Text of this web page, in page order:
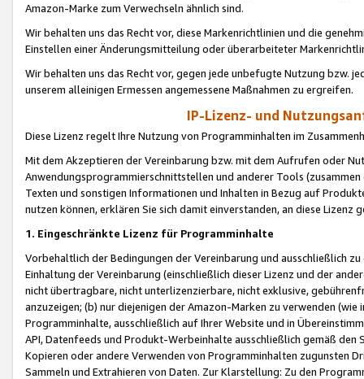
Amazon-Marke zum Verwechseln ähnlich sind.
Wir behalten uns das Recht vor, diese Markenrichtlinien und die
Einstellen einer Änderungsmitteilung oder überarbeiteter
Wir behalten uns das Recht vor, gegen jede unbefugte Nutzung bzw.
unserem alleinigen Ermessen angemessene Maßnahmen zu ergreifen.
IP-Lizenz- und
Diese Lizenz regelt Ihre Nutzung von Programminhalten im
Mit dem Akzeptieren der Vereinbarung bzw. mit dem Aufrufen oder
Anwendungsprogrammierschnittstellen und anderer Tools (zusammen
Texten und sonstigen Informationen und Inhalten in Bezug auf
nutzen können, erklären Sie sich damit einverstanden, an diese Lizenz
1. Eingeschränkte Lizenz für Programminhalte
Vorbehaltlich der Bedingungen der Vereinbarung und ausschließlich
Einhaltung der Vereinbarung (einschließlich dieser Lizenz und der
nicht übertragbare, nicht unterlizenzierbare, nicht exklusive,
anzuzeigen; (b) nur diejenigen der Amazon-Marken zu verwenden
Programminhalte, ausschließlich auf Ihrer Website und in
API, Datenfeeds und Produkt-Werbeinhalte ausschließlich gemäß
Kopieren oder andere Verwenden von Programminhalten zugunsten
Sammeln und Extrahieren von Daten. Zur Klarstellung: Zu den